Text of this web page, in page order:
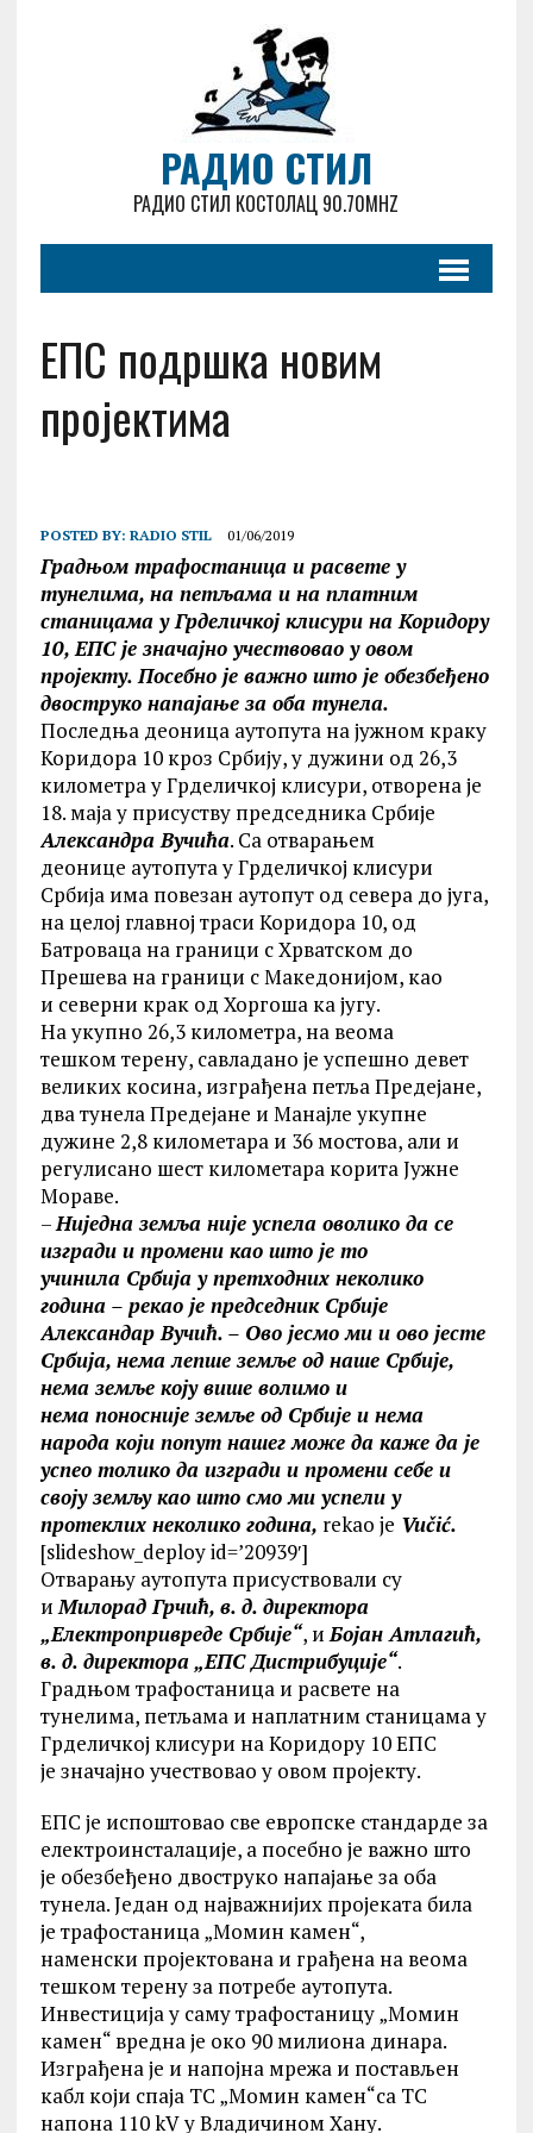
РАДИО СТИЛ
РАДИО СТИЛ КОСТОЛАЦ 90.70MHZ
ЕПС подршка новим
пројектима
POSTED BY: RADIO STIL 01/06/2019
Градњом трафостаница и расвете у
тунелима, на петљама и на платним
станицама у Грделичкој клисури наКоридору
10, ЕПС је значајно учествовао у овом
пројекту.Посебно је важно што је обезбеђено
двоструко напајањеза оба тунела.
Последња деоница аутопута на јужном краку
Коридора 10 кроз Србију, у дужини од 26,3
километра у Грделичкој клисури, отворена је
18. маја у присуству председника Србије
Александра Вучића. Са отварањем
деонице аутопута у Грделичкој клисури
Србија има повезан аутопут од севера до југа,
на целој главној траси Коридора 10, од
Батроваца на граници с Хрватском до
Прешева на граници с Македонијом, као
и северни крак од Хоргоша ка југу.
На укупно 26,3 километра, на веома
тешкомтерену, савладано је успешно девет
великих косина, изграђена петља Предејане,
дватунела Предејане и Манајле укупне
дужине 2,8 километара и 36 мостова, али и
регулисано шест километара корита Јужне
Мораве.
–Ниједна земља није успела оволико да се
изгради и промени као што је то
учинила Србија у претходних неколико
година – рекао је председник Србије
Александар Вучић. – Ово јесмо ми и ово јесте
Србија, нема лепше земље од наше Србије,
нема земље коју више волимо и
нема поносније земље од Србије и нема
народа који попут нашег може да каже да је
успео толико да изгради и промени себе и
своју земљу као што смо ми успели у
протеклих неколико година, rekao je Vučić.
[slideshow_deploy id=’20939′]
Отварању аутопута присуствовали су
иМилорад Грчић, в. д. директора
„Електропривредe Србије“, иБојан Атлагић,
в. д. директора „ЕПСДистрибуције“.
Градњом трафостаница и расвете на
тунелима, петљама и наплатним станицамау
Грделичкој клисури на Коридору 10 ЕПС
је значајно учествовао у овом пројекту.
ЕПС је испоштовао све европске стандарде за
електроинсталације, а посебно је важно што
је обезбеђено двоструко напајање за оба
тунела.Један од најважнијих пројеката била
је трафостаница „Момин камен“,
наменски пројектована и грађена на веома
тешкомтерену за потребе аутопута.
Инвестиција у самутрафостаницу „Момин
камен“ вредна је око 90 милиона динара.
Изграђена је и напојна мрежа и постављен
кабл који спаја ТС „Момин камен“са ТС
напона 110 kV у Владичином Хану.